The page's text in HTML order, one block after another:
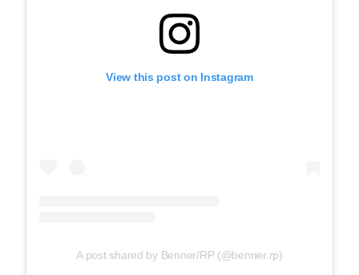
View this post on Instagram
A post shared by Benner/RP (@benner.rp)